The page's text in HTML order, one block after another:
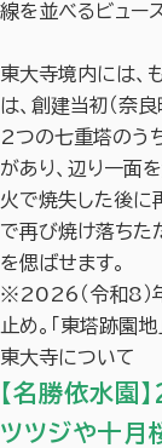
線を並べるビュー
東大寺境内には、
は、創建当初（奈
2つの七重塔のう
があり、辺り一面
火で焼失した後に
で再び焼け落ちた
を偲ばせます。
※2026（令和8）
止め。「東塔跡園
東大寺について
【名勝依水園
ツツジや十月